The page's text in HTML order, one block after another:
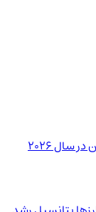
2026